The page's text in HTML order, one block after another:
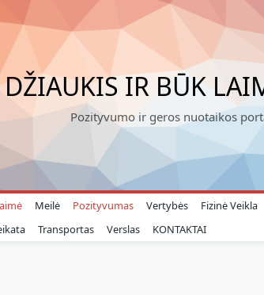
DŽIAUKIS IR BŪK
Pozityvumo ir geros nuotaikos
Meilė Pozityvumas Vertybės Fizinė Veikla
Transportas Verslas KONTAKTAI